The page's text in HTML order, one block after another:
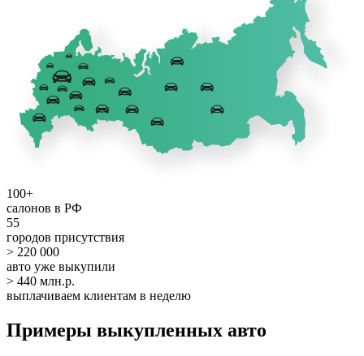
100+
салонов в РФ
55
городов присутствия
> 220 000
авто уже выкупили
> 440 млн.р.
выплачиваем клиентам в неделю
Примеры выкупленных авто